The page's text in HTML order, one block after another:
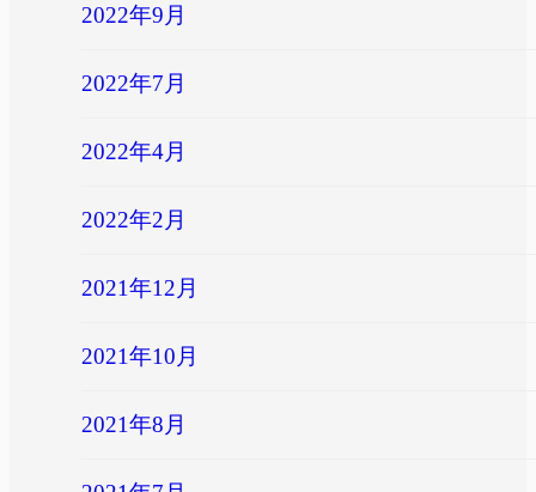
2022年9月
2022年7月
2022年4月
2022年2月
2021年12月
2021年10月
2021年8月